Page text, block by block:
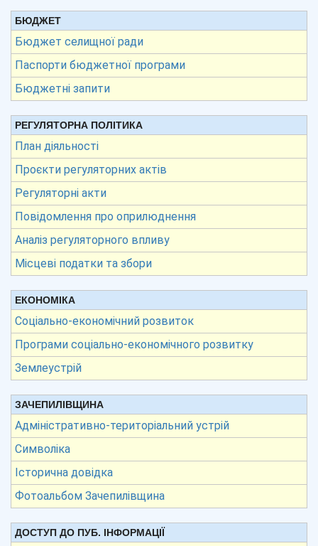
БЮДЖЕТ
Бюджет селищної ради
Паспорти бюджетної програми
Бюджетні запити
РЕГУЛЯТОРНА ПОЛІТИКА
План діяльності
Проєкти регуляторних актів
Регуляторні акти
Повідомлення про оприлюднення
Аналіз регуляторного впливу
Місцеві податки та збори
ЕКОНОМІКА
Соціально-економічний розвиток
Програми соціально-економічного розвитку
Землеустрій
ЗАЧЕПИЛІВЩИНА
Адміністративно-територіальний устрій
Символіка
Історична довідка
Фотоальбом Зачепилівщина
ДОСТУП ДО ПУБ. ІНФОРМАЦІЇ